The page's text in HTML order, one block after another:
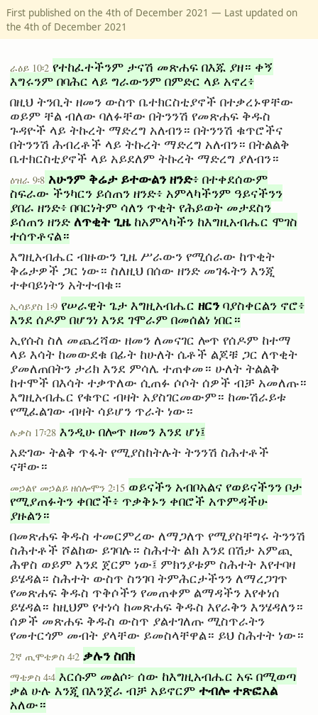
First published on the 4th of December 2021 — Last updated on
the 4th of December 2021
ራዕይ 10፡2 የተከፈተችንም ታናሽ መጽሐፍ በእጁ ያዘ። ቀኝ
እግሩንም በባሕር ላይ ግራውንም በምድር ላይ አኖረ፥
በዚህ ትንቢት ዘመን ውስጥ ቤተክርስቲያኖች በተቃረኑዋቸው
ወይም ቸል ብለው ባለፉቸው በትንንሽ የመጽሐፍ ቅዱስ
ጉዳዮች ላይ ትኩረት ማድረግ አለብን። በትንንሽ ቁጥሮችና
በትንንሽ ሕብረቶች ላይ ትኩረት ማድረግ አለብን። በትልልቅ
ቤተክርስቲያኖች ላይ አይደለም ትኩረት ማድረግ ያለብን።
ዕዝራ 9፡8 አሁንም ቅሬታ ይተውልን ዘንድ፥ በተቀደሰውም
ስፍራው ችንካርን ይሰጠን ዘንድ፥ አምላካችንም ዓይናችንን
ያበራ ዘንድ፥ በባርነትም ሳለን ጥቂት የሕይወት መታደስን
ይሰጠን ዘንድ ለጥቂት ጊዜከአምላካችን ከእግዚአብሔር ሞገስ
ተሰጥቶናል።
እግዚአብሔር ብዙውን ጊዜ ሥራውን የሚሰራው ከጥቂት
ቅሬታዎች ጋር ነው። ስለዚህ በሰው ዘንድ መገፋትን እንጂ
ተቀባይነትን አትተብቁ።
ኢሳይያስ 1፡9 የሠራዊት ጌታ እግዚአብሔር ዘርን ባያስቀርልን ኖሮ፥
እንደ ሰዶም በሆንነ እንደ ገሞራም በመሰልነ ነበር።
ኢየሱስ ስለ መጨረሻው ዘመን ለመናገር ሎጥ የሰዶም ከተማ
ላይ እሳት ከመውደቁ በፊት ከሁለት ሴቶች ልጆቹ ጋር ለጥቂት
ያመለጠበትን ታሪክ እንደ ምሳሌ ተጠቀመ። ሁለት ትልልቅ
ከተሞች በእሳት ተቃጥለው ሲጠፉ ሶሶት ሰዎች ብቻ አመለጡ።
እግዚአብሔር የቁጥር ብዛት አያስገርመውም። ከሙሽራይቱ
የሚፈልገው ብዛት ሳይሆን ጥራት ነው።
ሉቃስ 17፡28 እንዲሁ በሎጥ ዘመን እንደ ሆነ፤
አድገው ትልቅ ጥፋት የሚያስከትሉት ትንንሽ ስሕተቶች
ናቸው።
መኃልየ መኃልይ ዘሰሎሞን 2፡15 ወይናችን አብቦአልና የወይናችንን ቦታ
የሚያጠፉትን ቀበሮች፥ ጥቃቅኑን ቀበሮች አጥምዳችሁ
ያዙልን።
በመጽሐፍ ቅዱስ ተመርምረው ለማጋለጥ የሚያስቸግሩ ትንንሽ
ስሕተቶች ሾልከው ይገባሉ። ስሕተት ልክ እንደ በሽታ አምጪ
ሕዋስ ወይም እንደ ጀርም ነው፤ ምክንያቱም ስሕተት እየተባዛ
ይሄዳል። ስሕተት ውስጥ ስንገባ ትምሕርታችንን ለማረጋገጥ
የመጽሐፍ ቅዱስ ጥቅሶችን የመጠቀም ልማዳችን እየቀነሰ
ይሄዳል። ከዚህም የተነሳ ከመጽሐፍ ቅዱስ እየራቅን እንሄዳለን።
ሰዎች መጽሐፍ ቅዱስ ውስጥ ያልተገለጡ ሚስጥራትን
የመተርጎም መብት ያላቸው ይመስላቸዋል። ይህ ስሕተት ነው።
2ኛ ጢሞቴዎስ 4፡2 ቃሉን ስበክ
ማቴዎስ 4፡4 እርሱም መልሶ፦ ሰው ከእግዚአብሔር አፍ በሚወጣ
ቃል ሁሉ እንጂ በእንጀራ ብቻ አይኖርም ተብሎ ተጽፎአል
አለው።